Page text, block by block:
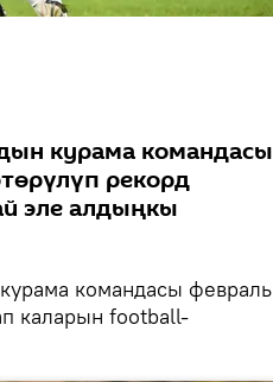
курама командасы
рекорд
эле алдыңкы
командасы февраль
каларын football-